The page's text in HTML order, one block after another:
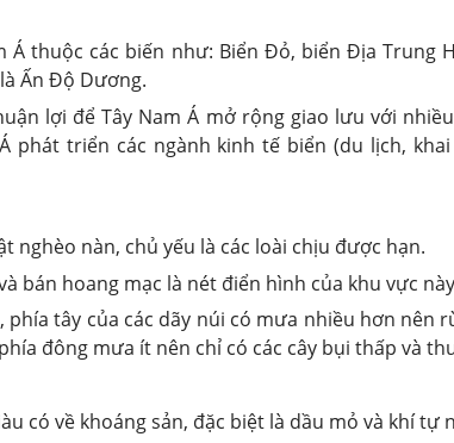
Á thuộc các biến như: Biển Đỏ, biển Địa Trung
Ấn Độ Dương.
lợi để Tây Nam Á mở rộng giao lưu với
phát triển các ngành kinh tế biển (du lịch,
nghèo nàn, chủ yếu là các loài chịu được hạn.
bán hoang mạc là nét điển hình của khu vực
phía tây của các dãy núi có mưa nhiều hơn nên
đông mưa ít nên chỉ có các cây bụi thấp và
có về khoáng sản, đặc biệt là dầu mỏ và khí tự